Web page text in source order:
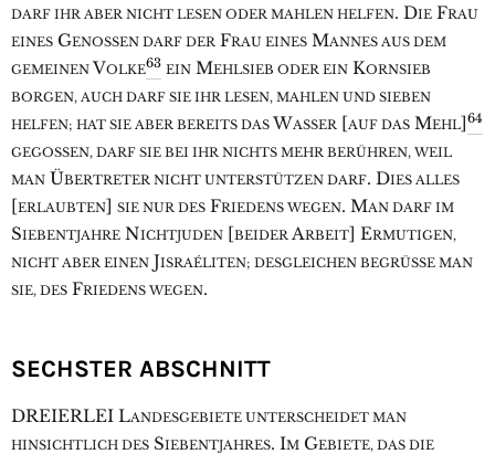
DARF IHR ABER NICHT LESEN ODER MAHLEN HELFEN. DIE FRAU
EINES GENOSSEN DARF DER FRAU EINES MANNES AUS DEM
GEMEINENVOLKE63 EIN MEHLSIEB ODER EIN KORNSIEB
BORGEN, AUCH DARF SIE IHR LESEN, MAHLEN UND SIEBEN
HELFEN; HAT SIE ABER BEREITS DAS WASSER [AUF DAS MEHL]64
GEGOSSEN, DARF SIE BEI IHR NICHTS MEHR BERÜHREN, WEIL
MAN ÜBERTRETER NICHT UNTERSTÜTZEN DARF. DIES ALLES
[ERLAUBTEN] SIE NUR DES FRIEDENS WEGEN. MAN DARF IM
SIEBENTJAHRE NICHTJUDEN [BEIDER ARBEIT] ERMUTIGEN,
NICHT ABER EINEN JISRAÉLITEN; DESGLEICHEN BEGRÜSSE MAN
SIE, DES FRIEDENS WEGEN.
SECHSTER ABSCHNITT
DREIERLEI LANDESGEBIETE UNTERSCHEIDET MAN
HINSICHTLICH DES SIEBENTJAHRES. IM GEBIETE, DAS DIE